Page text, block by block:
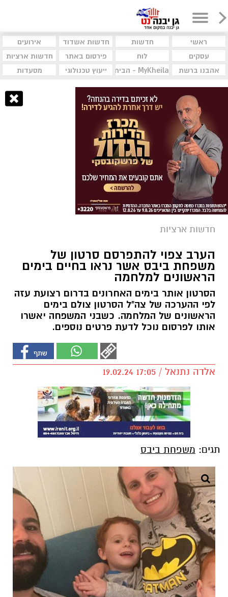
ראשי חדשות חדשות אשדוד
אירועים
עסקים
לוח פירסום באתר
חדשות ארציות
אהבנו ברשת
MyKheila - הבית לעסקים וקהילות ייעוץ טכנולוגי מסעדות
חדשות ארציות
הערב צפוי להתפרסם סרטון של
משפחת ביבס אשר נראו בחיים בימים
הראשונים למלחמה
הסרטון אותר בימים האחרונים בדרום רצועת עזה
לפי ההערכה של צה"ל הסרטון צולם בימים
הראשונים של המלחמה. כשבני המשפחה יאשרו
אותו לפרסום נוכל לדעת פרטים נוספים.
אלדה נתנאל / 17:05 19.02.24
תגים: משפחת ביבס